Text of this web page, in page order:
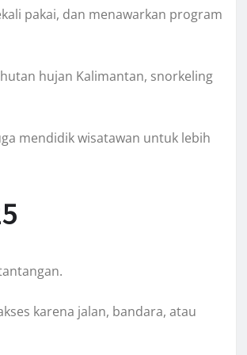
pakai, dan menawarkan program
hujan Kalimantan, snorkeling
mendidik wisatawan untuk lebih
karena jalan, bandara, atau